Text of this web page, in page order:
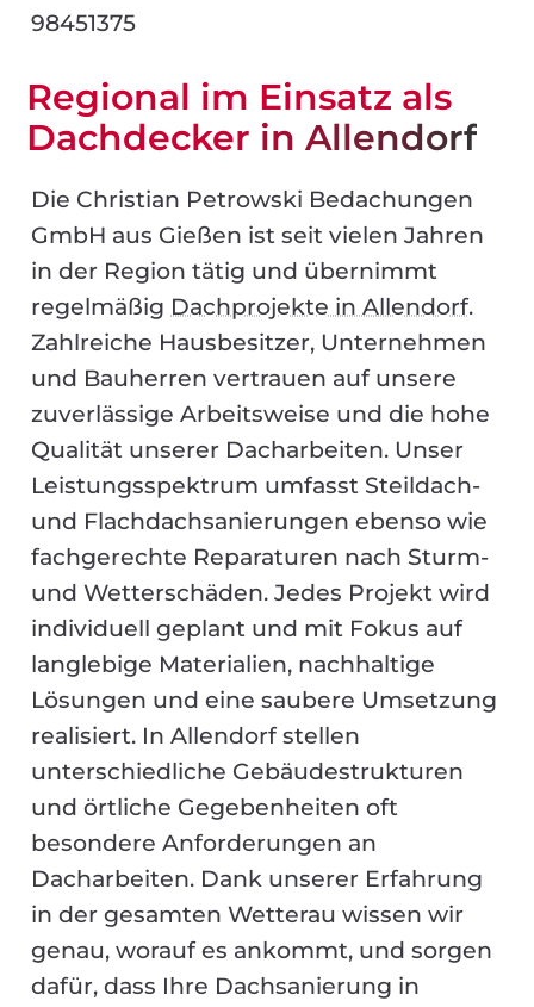
98451375
Regional im Einsatz als
Dachdecker in Allendorf
Die Christian Petrowski Bedachungen
GmbH aus Gießen ist seit vielen Jahren
in der Region tätig und übernimmt
regelmäßig Dachprojekte in Allendorf.
Zahlreiche Hausbesitzer, Unternehmen
und Bauherren vertrauen auf unsere
zuverlässige Arbeitsweise und die hohe
Qualität unserer Dacharbeiten. Unser
Leistungsspektrum umfasst Steildach-
und Flachdachsanierungen ebenso wie
fachgerechte Reparaturen nach Sturm-
und Wetterschäden. Jedes Projekt wird
individuell geplant und mit Fokus auf
langlebige Materialien, nachhaltige
Lösungen und eine saubere Umsetzung
realisiert. In Allendorf stellen
unterschiedliche Gebäudestrukturen
und örtliche Gegebenheiten oft
besondere Anforderungen an
Dacharbeiten. Dank unserer Erfahrung
in der gesamten Wetterau wissen wir
genau, worauf es ankommt, und sorgen
dafür, dass Ihre Dachsanierung in